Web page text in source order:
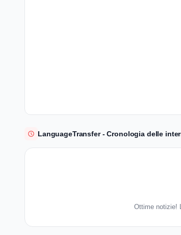
LanguageTransfer - Cronologia delle
Ottime notizie!